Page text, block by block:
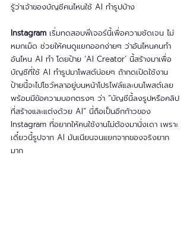
รู้ว่าเจ้าของบัญชีคนไหนใช้ AI ทำรูปบ้าง
Instagram เริ่มทดสอบฟีเจอร์นี้เพื่อความชัดเจน ไม่
หมกเม็ด ช่วยให้คนดูแยกออกง่ายๆ ว่าอันไหนคนทำ
อันไหน AI ทำ โดยป้าย ‘AI Creator’ นี้สร้างมาเพื่อ
บัญชีที่ใช้ AI ทำรูปมาโพสต์บ่อยๆ ถ้ากดเปิดใช้งาน
ป้ายนี้จะไปโชว์หลาอยู่บนหน้าโปรไฟล์และบนโพสต์เลย
พร้อมมีข้อความบอกตรงๆ ว่า “บัญชีนี้ลงรูปหรือคลิป
ที่สร้างและแต่งด้วย AI” นี่ถือเป็นอีกก้าวของ
Instagram ที่อยากให้คนใช้งานไม่ต้องมานั่งเดา เพราะ
เดี๋ยวนี้รูปจาก AI มันเนียนจนแยกจากของจริงยาก
มาก